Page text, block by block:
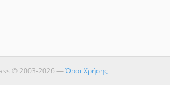
© 2003-2026 —Όροι Χρήσης